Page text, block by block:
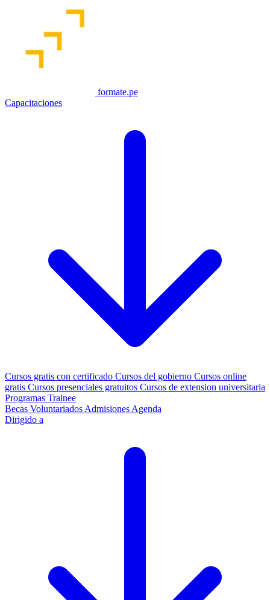
formate.pe
Capacitaciones
Cursos gratis con certificado Cursos del gobierno Cursos online
gratis Cursos presenciales gratuitos Cursos de extension universitaria
Programas Trainee
Becas Voluntariados Admisiones Agenda
Dirigido a